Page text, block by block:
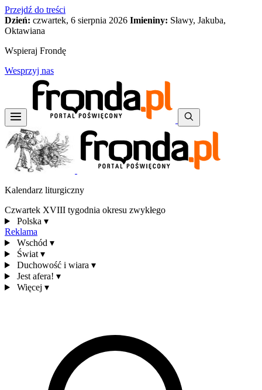
Przejdź do treści
Dzień: czwartek, 6 sierpnia 2026 Imieniny: Sławy, Jakuba,
Oktawiana
Wspieraj Frondę
Wesprzyj nas
Kalendarz liturgiczny
Czwartek XVIII tygodnia okresu zwykłego
Polska ▾
Reklama
Wschód ▾
Świat ▾
Duchowość i wiara ▾
Jest afera! ▾
Więcej ▾